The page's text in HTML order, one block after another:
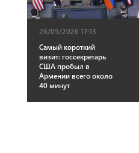
26/05/2026 17:13
Самый короткий
визит: госсекретарь
США пробыл в
Армении всего около
40 минут